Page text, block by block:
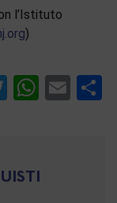
l’Istituto
)
Twitter